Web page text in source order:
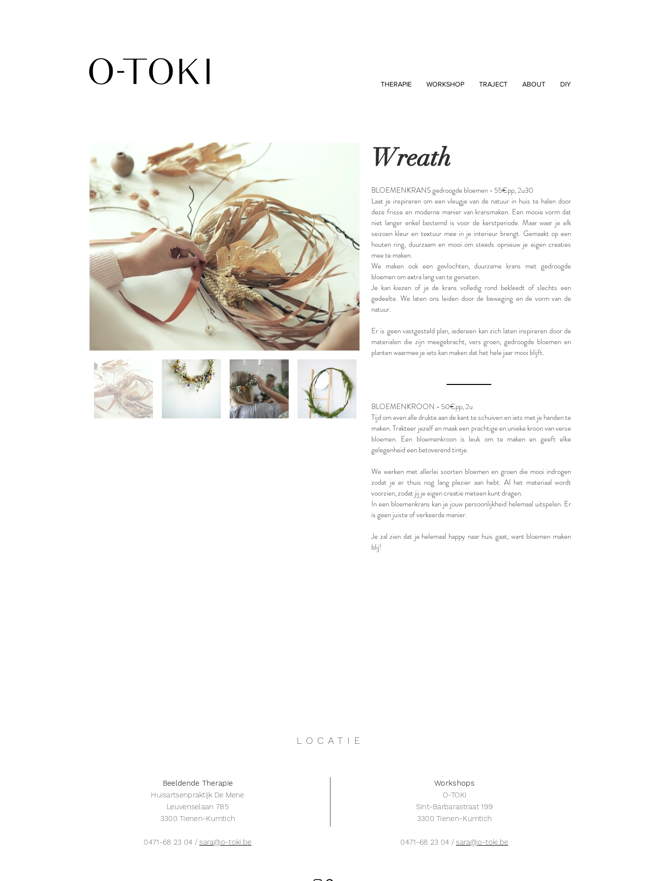
THERAPIE WORKSHOP TRAJECT ABOUT DIY
Wreath
BLOEMENKRANS gedroogde bloemen - 55€pp, 2u30
Laat je inspireren om een vleugje van de natuur in huis te halen door
deze frisse en moderne manier van kransmaken. Een mooie vorm dat
niet langer enkel bestemd is voor de kerstperiode. Maar waar je elk
seizoen kleur en textuur mee in je interieur brengt. Gemaakt op een
houten ring, duurzaam en mooi om steeds opnieuw je eigen creaties
mee te maken.
We maken ook een gevlochten, duurzame krans met gedroogde
bloemen om extra lang van te genieten.
Je kan kiezen of je de krans volledig rond bekleedt of slechts een
gedeelte. We laten ons leiden door de beweging en de vorm van de
natuur.
Er is geen vastgesteld plan, iedereen kan zich laten inspireren door de
materialen die zijn meegebracht, vers groen, gedroogde bloemen en
planten waarmee je iets kan maken dat het hele jaar mooi blijft.
BLOEMENKROON - 50€pp, 2u
Tijd om even alle drukte aan de kant te schuiven en iets met je handen te
maken. Trakteer jezelf en maak een prachtige en unieke kroon van verse
bloemen. Een bloemenkroon is leuk om te maken en geeft elke
gelegenheid een betoverend tintje.
We werken met allerlei soorten bloemen en groen die mooi indrogen
zodat je er thuis nog lang plezier aan hebt. Al het materiaal wordt
voorzien, zodat jij je eigen creatie meteen kunt dragen.
In een bloemenkrans kan je jouw persoonlijkheid helemaal uitspelen. Er
is geen juiste of verkeerde manier.
Je zal zien dat je helemaal happy naar huis gaat, want bloemen maken
blij!
LOCATIE
Beeldende Therapie
Huisartsenpraktijk De Mene
Leuvenselaan 785
3300 Tienen-Kumtich
0471-68 23 04 /sara@o-toki.be
Workshops
O-TOKI
Sint-Barbarastraat 199
3300 Tienen-Kumtich
0471-68 23 04 /sara@o-toki.be